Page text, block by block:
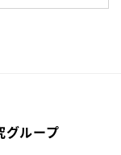
グループ